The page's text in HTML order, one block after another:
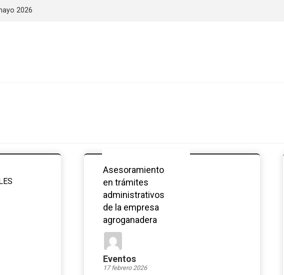
2026
Asesoramiento
en trámites
administrativos
de la empresa
agroganadera
Eventos
17 febrero 2026